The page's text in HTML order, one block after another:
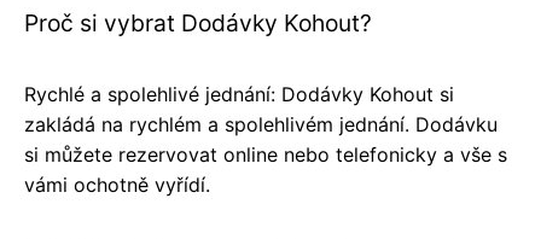
Proč si vybrat Dodávky Kohout?
Rychlé a spolehlivé jednání: Dodávky Kohout si
zakládá na rychlém a spolehlivém jednání. Dodávku
si můžete rezervovat online nebo telefonicky a vše s
vámi ochotně vyřídí.